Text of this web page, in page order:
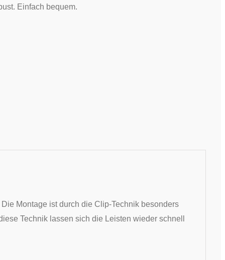
Einfach bequem.
Montage ist durch die Clip-Technik besonders
Technik lassen sich die Leisten wieder schnell